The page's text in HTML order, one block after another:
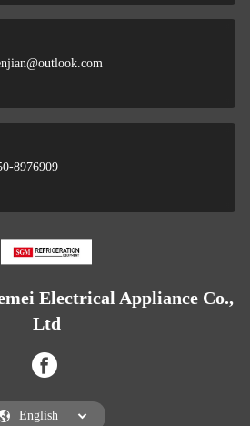
8976909
Electrical Appliance Co.,
Ltd